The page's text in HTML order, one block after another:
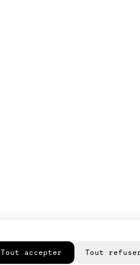
Tout accepter Tout